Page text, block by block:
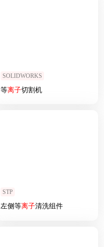
SOLIDWORKS
等离子切割机
STP
左侧等离子清洗组件